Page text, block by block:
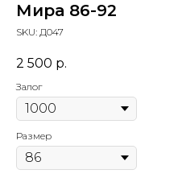
Мира 86-92
SKU: Д047
2 500 р.
Залог
Размер